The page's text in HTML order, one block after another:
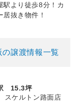
駅より徒歩8分！カ
居抜き物件！
の譲渡情報一覧
15.3坪
スケルトン路面店